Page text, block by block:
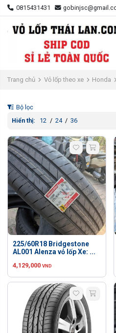
0815431431
Trang chủ Vỏ lốp theo xe Honda
Bộ lọc
Hiển thị:
12 / 24 / 36
225/60R18 Bridgestone
AL001 Alenza vỏ lốp Xe: ...
4,129,000 VND